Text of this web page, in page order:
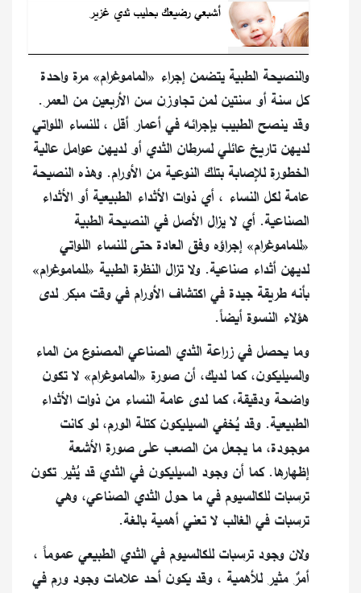
أشبعي رضيعك بحليب ثدي غزير
والنصيحة الطبية يتضمن إجراء «الماموغرام» مرة واحدة
كل سنة أو سنتين لمن تجاوزن سن الأربعين من العمر.
وقد ينصح الطبيب بإجرائه في أعمار أقل ، للنساء اللواتي
لديهن تاريخ عائلي لسرطان الثدي أو لديهن عوامل عالية
الخطورة للإصابة بتلك النوعية من الأورام. وهذه النصيحة
عامة لكل النساء ، أي ذوات الأثداء الطبيعية أو الأثداء
الصناعية. أي لا يزال الأصل في النصيحة الطبية
«للماموغرام» إجراؤه وفق العادة حتى للنساء اللواتي
لديهن أثداء صناعية. ولا تزال النظرة الطبية «للماموغرام»
بأنه طريقة جيدة في اكتشاف الأورام في وقت مبكر لدى
هؤلاء النسوة أيضاً.
وما يحصل في زراعة الثدي الصناعي المصنوع من الماء
والسيليكون، كما لديك، أن صورة «الماموغرام» لا تكون
واضحة ودقيقة، كما لدى عامة النساء من ذوات الأثداء
الطبيعية. وقد يُخفي السيليكون كتلة الورم، لو كانت
موجودة، ما يجعل من الصعب على صورة الأشعة
إظهارها. كما أن وجود السيليكون في الثدي قد يُثير تكون
ترسبات للكالسيوم في ما حول الثدي الصناعي، وهي
ترسبات في الغالب لا تعني أهمية بالغة.
ولان وجود ترسبات للكالسيوم في الثدي الطبيعي عموماً ،
أمرٌ مثير للأهمية ، وقد يكون أحد علامات وجود ورم في